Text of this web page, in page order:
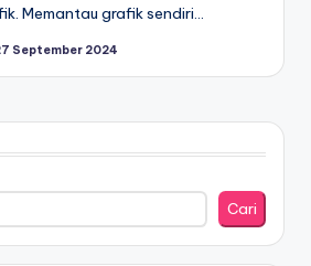
Memantau grafik sendiri…
September 2024
Cari